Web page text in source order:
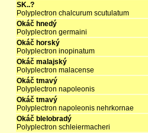
SK..?
Polyplectron chalcurum scutulatum
Okáč hnedý
Polyplectron germaini
Okáč horský
Polyplectron inopinatum
Okáč malajský
Polyplectron malacense
Okáč tmavý
Polyplectron napoleonis
Okáč tmavý
Polyplectron napoleonis nehrkornae
Okáč blelobradý
Polyplectron schleiermacheri